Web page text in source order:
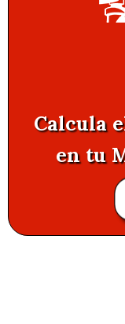
Calcula
en tu